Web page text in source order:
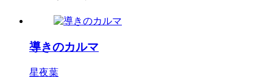
導きのカルマ
星夜葉